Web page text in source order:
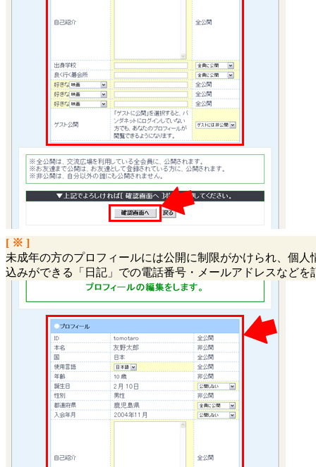
[ ※ ]
未成年の方のプロフィールには公開に制限がかけられ、個
込みができる「日記」での電話番号・メールアドレスなど